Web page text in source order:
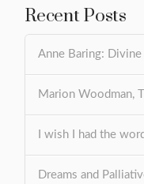
Recent Posts
Anne Baring:
Marion Woodman,
I wish I had the
Dreams and